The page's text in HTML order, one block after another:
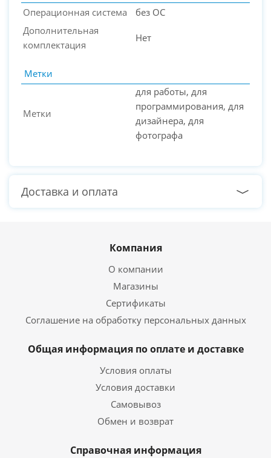
Операционная система
без ОС
Дополнительная
комплектация
Нет
Метки
Метки
для работы, для
программирования, для
дизайнера, для
фотографа
Доставка и оплата
Компания
О компании
Магазины
Сертификаты
Соглашение на обработку персональных данных
Общая информация по оплате и доставке
Условия оплаты
Условия доставки
Самовывоз
Обмен и возврат
Справочная информация